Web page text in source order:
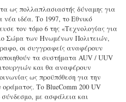
ως πολλαπλασιαστής δύναμης για
νέα ιδέα. Το 1997, το Εθνικό
τον τόμο 6 της «Τεχνολογίας για
Σώμα των Ηνωμένων Πολιτειών,
οι συγγραφείς αναφέρουν
τα συστήματα AUV / UUV
και θα αναφέρουν
ως προϋπόθεση για την
Το BlueComm 200 UV
με ασφάλεια και